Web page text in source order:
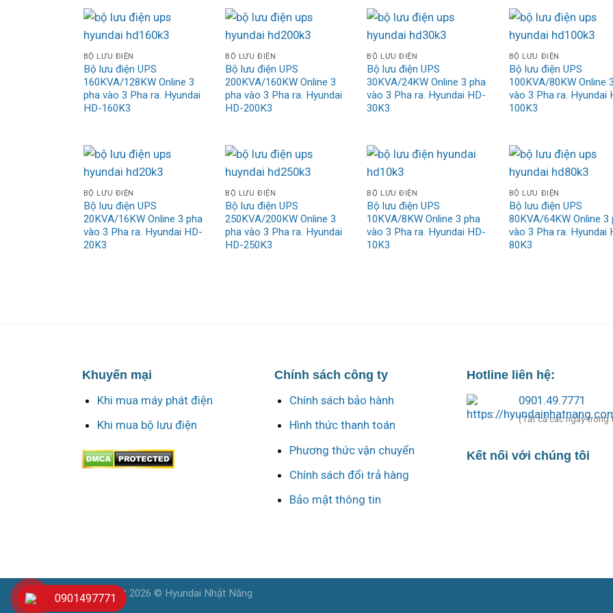
BỘ LƯU ĐIỆN
Bộ lưu điện UPS
160KVA/128KW Online 3
pha vào 3 Pha ra. Hyundai
HD-160K3
BỘ LƯU ĐIỆN
Bộ lưu điện UPS
200KVA/160KW Online 3
pha vào 3 Pha ra. Hyundai
HD-200K3
BỘ LƯU ĐIỆN
Bộ lưu điện UPS
30KVA/24KW Online 3 pha
vào 3 Pha ra. Hyundai HD-
30K3
BỘ LƯU ĐIỆN
Bộ lưu điện UPS
100KVA/80KW Online
vào 3 Pha ra. Hyundai
100K3
BỘ LƯU ĐIỆN
Bộ lưu điện UPS
20KVA/16KW Online 3 pha
vào 3 Pha ra. Hyundai HD-
20K3
BỘ LƯU ĐIỆN
Bộ lưu điện UPS
250KVA/200KW Online 3
pha vào 3 Pha ra. Hyundai
HD-250K3
BỘ LƯU ĐIỆN
Bộ lưu điện UPS
10KVA/8KW Online 3 pha
vào 3 Pha ra. Hyundai HD-
10K3
BỘ LƯU ĐIỆN
Bộ lưu điện UPS
80KVA/64KW Online 3
vào 3 Pha ra. Hyundai
80K3
Khuyến mại
Khi mua máy phát điện
Khi mua bộ lưu điện
Chính sách công ty
Chính sách bảo hành
Hình thức thanh toán
Phương thức vận chuyển
Chính sách đổi trả hàng
Bảo mật thông tin
Hotline liên hệ:
0901.49.7771
(Tất cả các ngày trong
Kết nối với chúng tôi
Copyright 2026 © Hyundai Nhật Năng
0901497771